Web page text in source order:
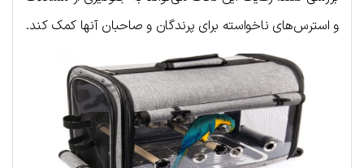
و استرس‌های ناخواسته برای پرندگان و صاحبان آنها کمک کند.